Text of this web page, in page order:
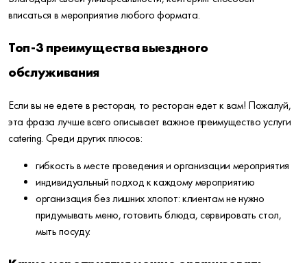
вписаться в мероприятие любого формата.
Топ-3 преимущества выездного
обслуживания
Если вы не едете в ресторан, то ресторан едет к вам! Пожалуй,
эта фраза лучше всего описывает важное преимущество услуги
catering. Среди других плюсов:
гибкость в месте проведения и организации мероприятия
индивидуальный подход к каждому мероприятию
организация без лишних хлопот: клиентам не нужно
придумывать меню, готовить блюда, сервировать стол,
мыть посуду.